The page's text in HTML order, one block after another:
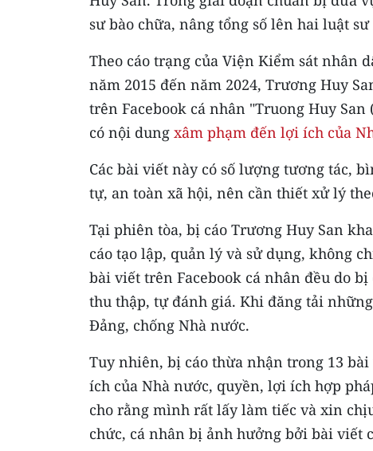
sư bào chữa, nâng tổng số lên hai luật
Theo cáo trạng của Viện Kiểm sát nhân
năm 2015 đến năm 2024, Trương Huy
trên Facebook cá nhân "Truong Huy
có nội dung xâm phạm đến lợi ích của
Các bài viết này có số lượng tương tác,
tự, an toàn xã hội, nên cần thiết xử lý
Tại phiên tòa, bị cáo Trương Huy San
cáo tạo lập, quản lý và sử dụng, không
bài viết trên Facebook cá nhân đều do
thu thập, tự đánh giá. Khi đăng tải
Đảng, chống Nhà nước.
Tuy nhiên, bị cáo thừa nhận trong 13
ích của Nhà nước, quyền, lợi ích hợp
cho rằng mình rất lấy làm tiếc và xin
chức, cá nhân bị ảnh hưởng bởi bài viết